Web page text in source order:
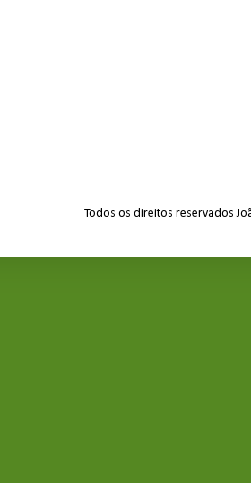
Todos os direitos reservados